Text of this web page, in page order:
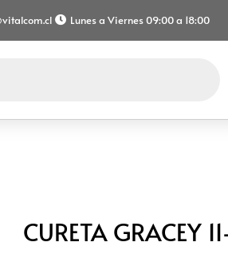
Lunes a Viernes 09:00 a 18:00
CURETA GRACEY